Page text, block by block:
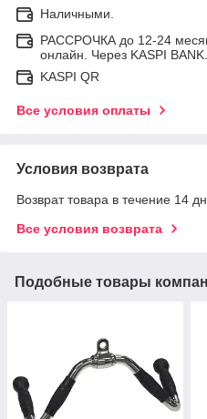
Наличными.
РАССРОЧКА до 12-24
онлайн. Через KASPI BANK.
KASPI QR
Все условия оплаты
Условия возврата
Возврат товара в течение 14
Все условия возврата
Подобные товары